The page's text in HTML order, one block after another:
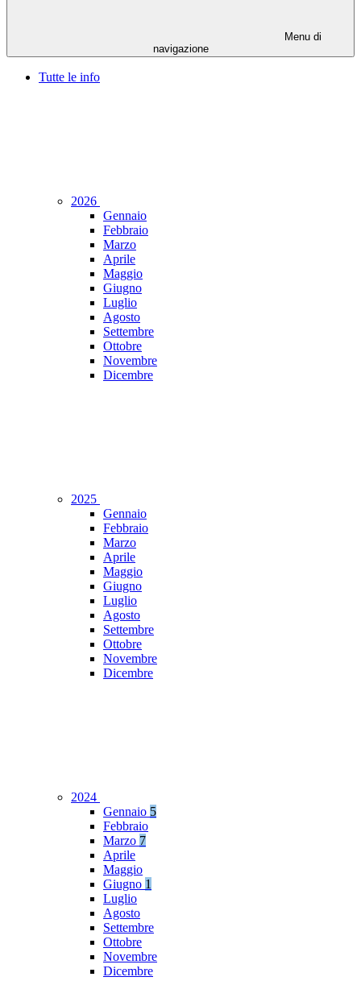
Menu di
navigazione
Tutte le info
2026
Gennaio
Febbraio
Marzo
Aprile
Maggio
Giugno
Luglio
Agosto
Settembre
Ottobre
Novembre
Dicembre
2025
Gennaio
Febbraio
Marzo
Aprile
Maggio
Giugno
Luglio
Agosto
Settembre
Ottobre
Novembre
Dicembre
2024
Gennaio 5
Febbraio
Marzo 7
Aprile
Maggio
Giugno 1
Luglio
Agosto
Settembre
Ottobre
Novembre
Dicembre